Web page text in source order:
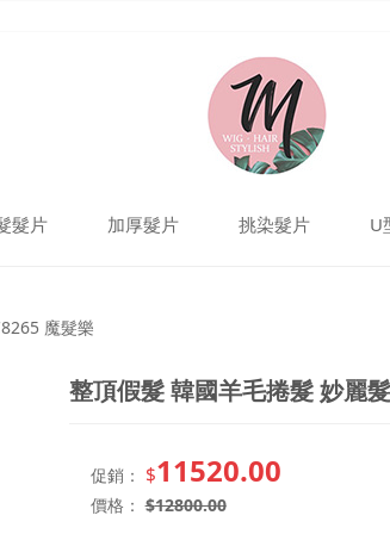
髮片 加厚髮片 挑染髮片 U
麗髮型 澎澎
魔髮樂
整頂假髮 韓國羊毛捲髮 妙麗
促銷： $11520.00
價格：$12800.00